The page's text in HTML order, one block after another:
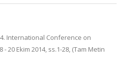
International Conference on
20 Ekim 2014, ss.1-28, (Tam Metin